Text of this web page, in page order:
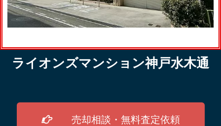
ライオンズマンション神戸水木通
売却相談・無料査定依頼